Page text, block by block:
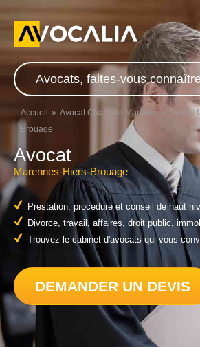
Avocats, faites-vous
Accueil Avocat Charente-Maritime
Avocat
Brouage
Avocat
Marennes-Hiers-Brouage
Prestation, procédure et conseil de haut
Divorce, travail, affaires, droit public,
Trouvez le cabinet d'avocats qui vous
DEMANDER UN DEVIS